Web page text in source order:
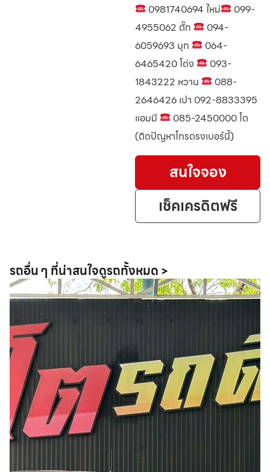
0981740694 ใหม่
099-
4955062 ตั๊ก
094-
6059693 มุก
064-
6465420 โด่ง
093-
1843222 หวาน
088-
2646426 เปา 092-8833395
แอมมี
085-2450000 โต
(ติดปัญหาโทรตรงเบอร์นี้)
สนใจจอง
เช็คเครดิตฟรี
รถอื่น ๆ ที่น่าสนใจดูรถทั้งหมด >